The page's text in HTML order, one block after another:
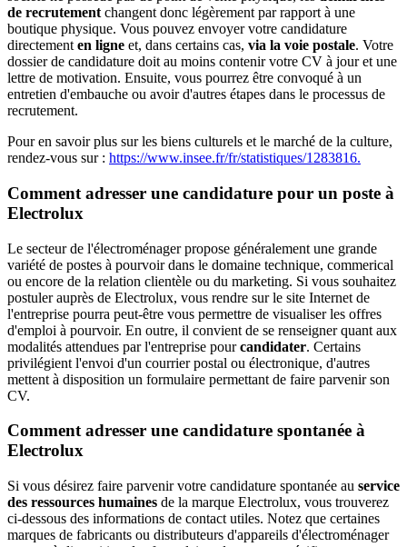
de recrutement changent donc légèrement par rapport à une
boutique physique. Vous pouvez envoyer votre candidature
directement en ligne et, dans certains cas, via la voie postale. Votre
dossier de candidature doit au moins contenir votre CV à jour et une
lettre de motivation. Ensuite, vous pourrez être convoqué à un
entretien d'embauche ou avoir d'autres étapes dans le processus de
recrutement.
Pour en savoir plus sur les biens culturels et le marché de la culture,
rendez-vous sur : https://www.insee.fr/fr/statistiques/1283816.
Comment adresser une candidature pour un poste à
Electrolux
Le secteur de l'électroménager propose généralement une grande
variété de postes à pourvoir dans le domaine technique, commerical
ou encore de la relation clientèle ou du marketing. Si vous souhaitez
postuler auprès de Electrolux, vous rendre sur le site Internet de
l'entreprise pourra peut-être vous permettre de visualiser les offres
d'emploi à pourvoir. En outre, il convient de se renseigner quant aux
modalités attendues par l'entreprise pourcandidater. Certains
privilégient l'envoi d'un courrier postal ou électronique, d'autres
mettent à disposition un formulaire permettant de faire parvenir son
CV.
Comment adresser une candidature spontanée à
Electrolux
Si vous désirez faire parvenir votre candidature spontanée au service
des ressources humaines de la marque Electrolux, vous trouverez
ci-dessous des informations de contact utiles. Notez que certaines
marques de fabricants ou distributeurs d'appareils d'électroménager